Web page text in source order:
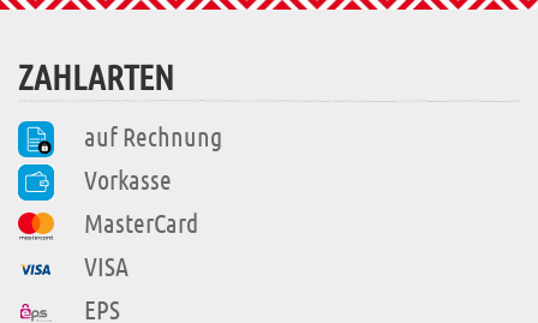
ZAHLARTEN
auf Rechnung
Vorkasse
MasterCard
VISA
EPS